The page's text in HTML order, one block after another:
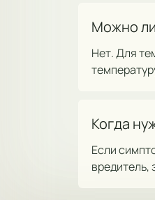
Можно
Нет. Для
Когда
Если
вредитель,